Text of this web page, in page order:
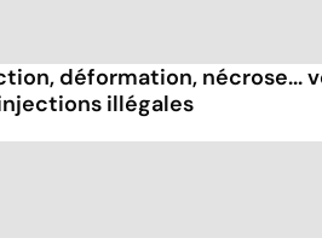
déformation, nécrose...
illégales